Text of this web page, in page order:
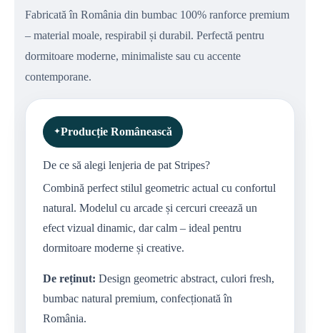
Fabricată în România din bumbac 100% ranforce premium
– material moale, respirabil și durabil. Perfectă pentru
dormitoare moderne, minimaliste sau cu accente
contemporane.
Producție Românească
De ce să alegi lenjeria de pat Stripes?
Combină perfect stilul geometric actual cu confortul
natural. Modelul cu arcade și cercuri creează un
efect vizual dinamic, dar calm – ideal pentru
dormitoare moderne și creative.
De reținut: Design geometric abstract, culori fresh,
bumbac natural premium, confecționată în
România.